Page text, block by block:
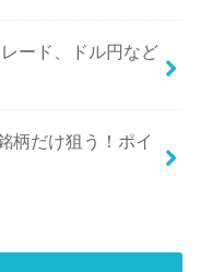
ード、ドル円など
柄だけ狙う！ポイ